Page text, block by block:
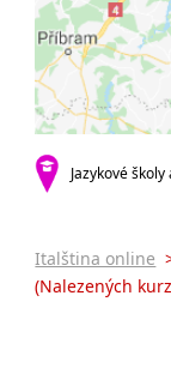
malá
20 a
Jazykové
Italština online
(Nalezených